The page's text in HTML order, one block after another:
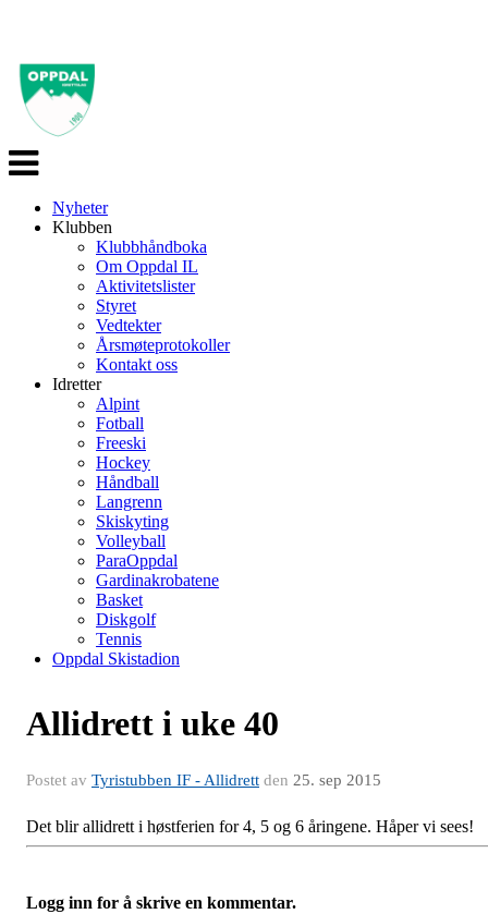
Veksle
navigasjon
Nyheter
Klubben
Klubbhåndboka
Om Oppdal IL
Aktivitetslister
Styret
Vedtekter
Årsmøteprotokoller
Kontakt oss
Idretter
Alpint
Fotball
Freeski
Hockey
Håndball
Langrenn
Skiskyting
Volleyball
ParaOppdal
Gardinakrobatene
Basket
Diskgolf
Tennis
Oppdal Skistadion
Allidrett i uke 40
Postet av Tyristubben IF - Allidrett den 25. sep 2015
Det blir allidrett i høstferien for 4, 5 og 6 åringene. Håper vi sees!
Logg inn for å skrive en kommentar.